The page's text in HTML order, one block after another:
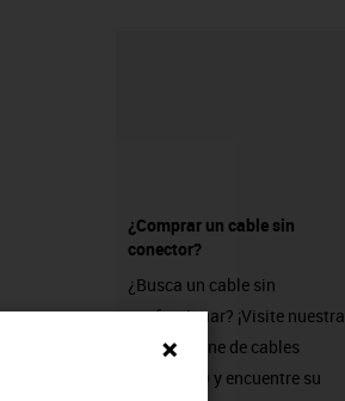
¿Comprar un cable sin
conector?
¿Busca un cable sin
confeccionar? ¡Visite nuestra
tienda online de cables
chainflex® y encuentre su